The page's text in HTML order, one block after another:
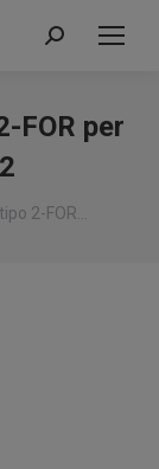
Cerca:
FOR per
2-FOR…